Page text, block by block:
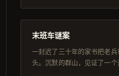
连载中
末班车谜案
一封迟了三十年的家书把老
头。沉默的群山，见证了一个